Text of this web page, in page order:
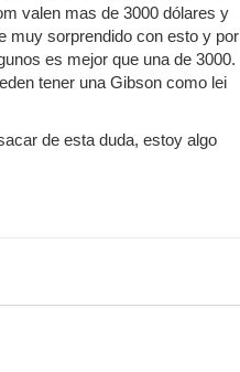
valen mas de 3000 dólares y
muy sorprendido con esto y por
es mejor que una de 3000.
tener una Gibson como lei
de esta duda, estoy algo